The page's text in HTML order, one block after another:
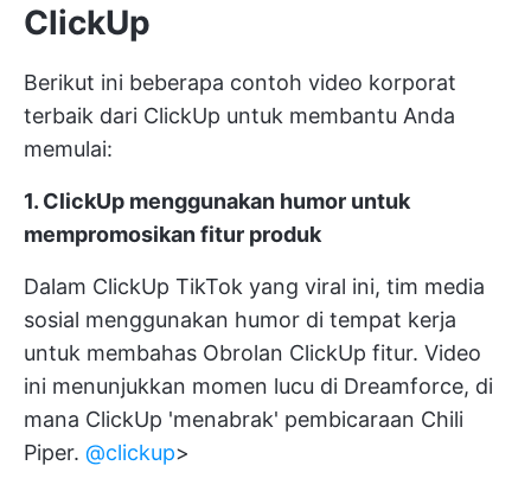
ClickUp
Berikut ini beberapa contoh video korporat
terbaik dari ClickUp untuk membantu Anda
memulai:
1. ClickUp menggunakan humor untuk
mempromosikan fitur produk
Dalam ClickUp TikTok yang viral ini, tim media
sosial menggunakan humor di tempat kerja
untuk membahas Obrolan ClickUp fitur. Video
ini menunjukkan momen lucu di Dreamforce, di
mana ClickUp 'menabrak' pembicaraan Chili
Piper. @clickup>